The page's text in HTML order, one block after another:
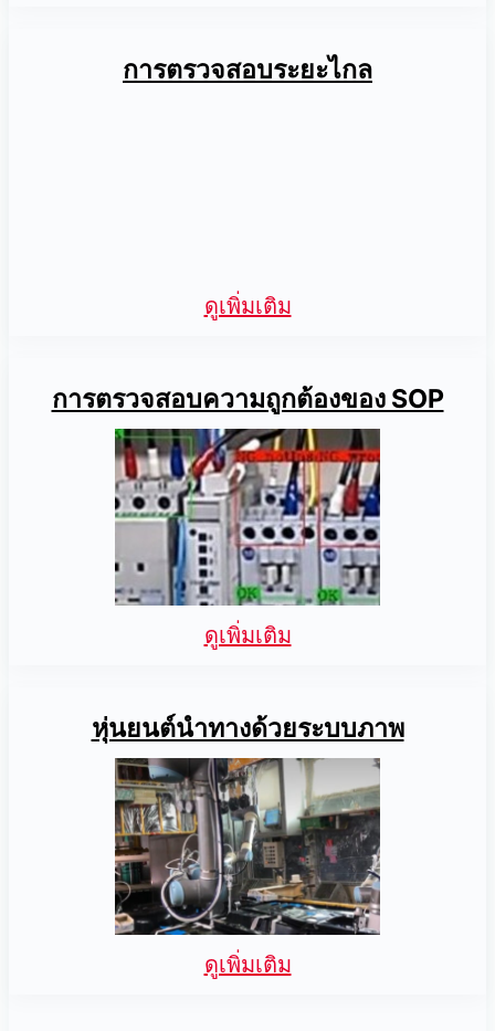
การตรวจสอบระยะไกล
ดูเพิ่มเติม
การตรวจสอบความถูกต้องของ SOP
ดูเพิ่มเติม
หุ่นยนต์นำทางด้วยระบบภาพ
ดูเพิ่มเติม